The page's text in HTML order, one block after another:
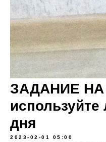
ЗАДАНИЕ
дня
2023-02-01 05:00